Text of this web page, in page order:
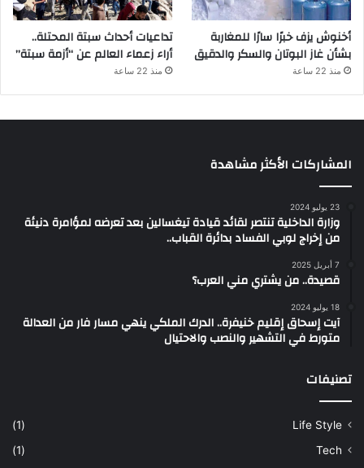
أخنوش يزف خبرًا سارًا للمغاربة
بشأن غاز البوتان والسكر والدقيق
منذ 22 ساعة
تداعيات أحداث سبتة المحتلة..
أراء زعماء العالم عن “أزمة سبتة”
منذ 22 ساعة
المشاركات الأكثر مشاهدة
23 يوليو 2024
وزارة الداخلية تنتصر لقائد قيادة تيغسالين بعد تعرضه لمؤامرة دنيئة
من إخراج لوبي الفساد بدائرة القباب..
7 أبريل 2025
قصيدة.. من يشتري مني العرب؟
18 يوليو 2024
آيت إسحاق إقليم خنيفرة.. الدرك الملكي ينهي مسار فار من العدالة
متورط في التشهير والنصب والاحتيال
تصنيفات
Life Style
(1)
Tech
(1)